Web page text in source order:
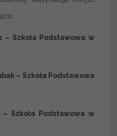
– Szkoła Podstawowa w
– Szkoła Podstawowa
Szkoła Podstawowa w